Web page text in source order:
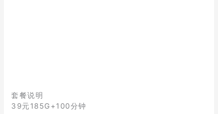
套餐说明
39元185G+100分钟